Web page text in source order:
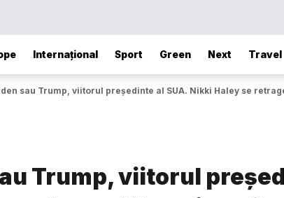
Internațional Sport Green Next Travel
sau Trump, viitorul președinte al SUA. Nikki Haley se
Trump, viitorul